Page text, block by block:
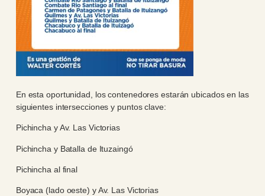
En esta oportunidad, los contenedores estarán ubicados en las
siguientes intersecciones y puntos clave:
Pichincha y Av. Las Victorias
Pichincha y Batalla de Ituzaingó
Pichincha al final
Boyaca (lado oeste) y Av. Las Victorias